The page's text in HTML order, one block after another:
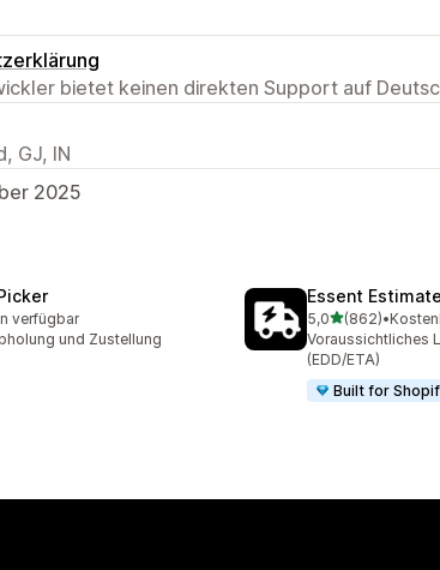
bietet keinen direkten Support auf
GJ, IN
2025
verfügbar
und Zustellung
Essent
5,0von 5 Sternen
(862)
862 Rezensionen
•
Voraussichtliches
(EDD/ETA)
Built for